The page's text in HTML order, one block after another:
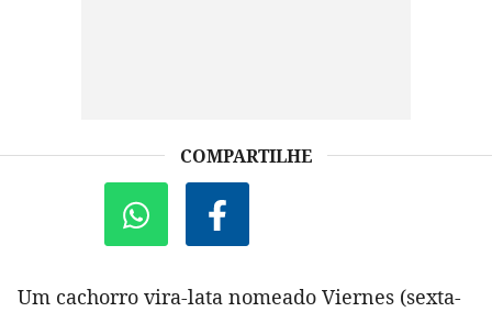
COMPARTILHE
Um cachorro vira-lata nomeado Viernes (sexta-